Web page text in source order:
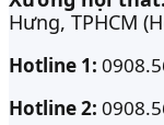
Hưng, TPHCM
Hotline 1:
Hotline 2: